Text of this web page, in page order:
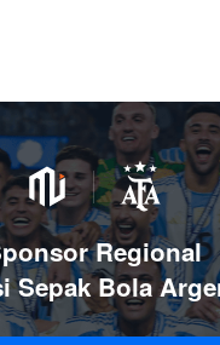
Regional
Sepak Bola